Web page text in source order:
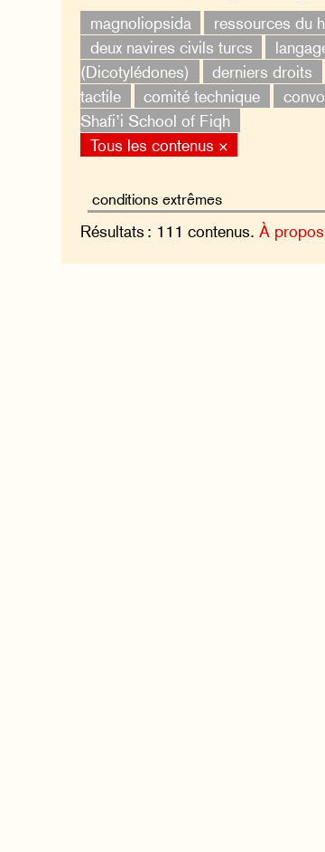
magnoliopsida ressources du
deux navires civils turcs
(Dicotylédones)
derniers droits
tactile
comité technique
Shafi’i School of Fiqh
Tous les contenus ×
Résultats : 111 contenus. À